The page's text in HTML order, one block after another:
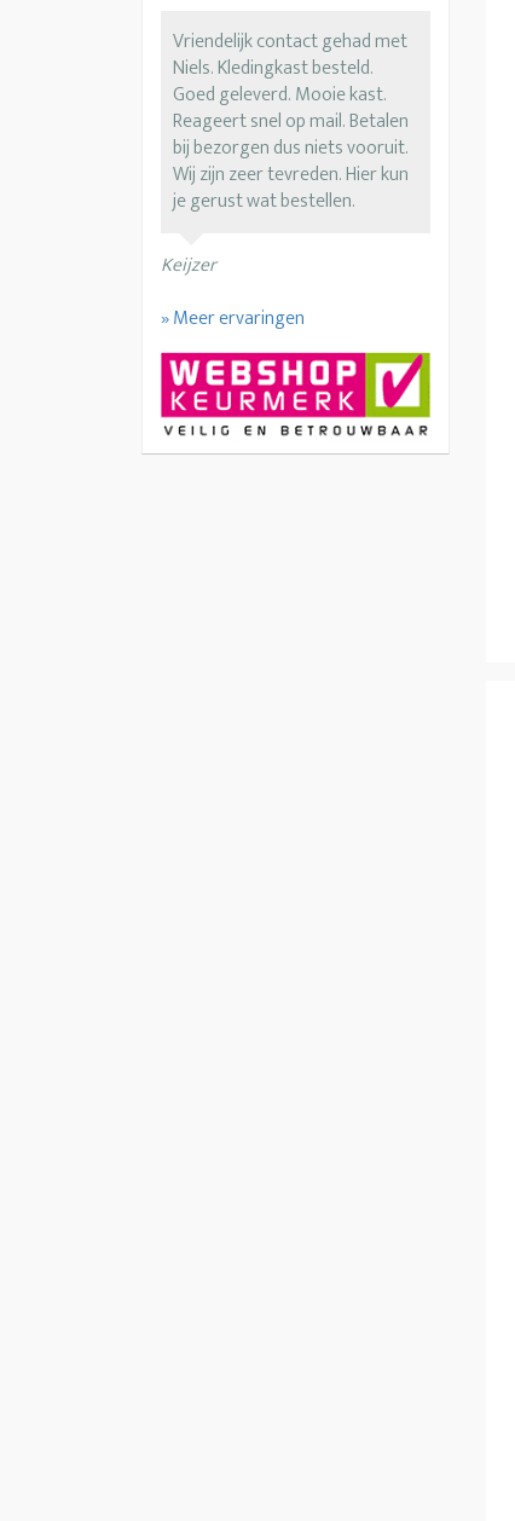
Vriendelijk contact gehad met
Niels. Kledingkast besteld.
Goed geleverd. Mooie kast.
Reageert snel op mail. Betalen
bij bezorgen dus niets vooruit.
Wij zijn zeer tevreden. Hier kun
je gerust wat bestellen.
Keijzer
» Meer ervaringen